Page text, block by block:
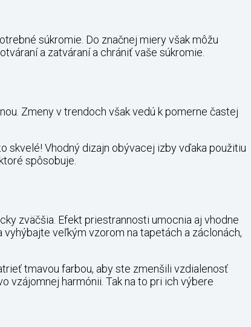
súkromie. Do značnej miery však môžu
a zatváraní a chrániť vaše súkromie.
Zmeny v trendoch však vedú k pomerne častej
skvelé! Vhodný dizajn obývacej izby vďaka použitiu
spôsobuje.
zväčšia. Efekt priestrannosti umocnia aj vhodne
veľkým vzorom na tapetách a záclonách,
tmavou farbou, aby ste zmenšili vzdialenosť
vzájomnej harmónii. Tak na to pri ich výbere